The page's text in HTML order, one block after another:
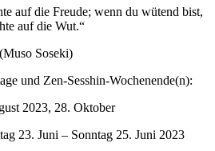
auf die Freude; wenn du wütend bist,
auf die Wut.“
(Muso Soseki)
und Zen-Sesshin-Wochenende(n):
2023, 28. Oktober
23. Juni – Sonntag 25. Juni 2023